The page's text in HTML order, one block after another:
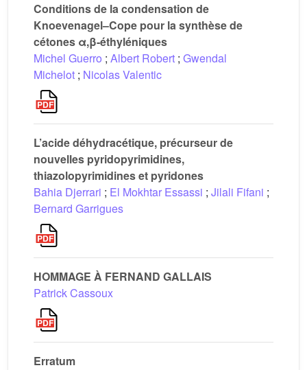
Conditions de la condensation de
Knoevenagel–Cope pour la synthèse de
cétones α,β-éthyléniques
Michel Guerro ; Albert Robert ; Gwendal
Michelot ; Nicolas Valentic
L’acide déhydracétique, précurseur de
nouvelles pyridopyrimidines,
thiazolopyrimidines et pyridones
Bahia Djerrari ; El Mokhtar Essassi ; Jilali Fifani ;
Bernard Garrigues
HOMMAGE À FERNAND GALLAIS
Patrick Cassoux
Erratum